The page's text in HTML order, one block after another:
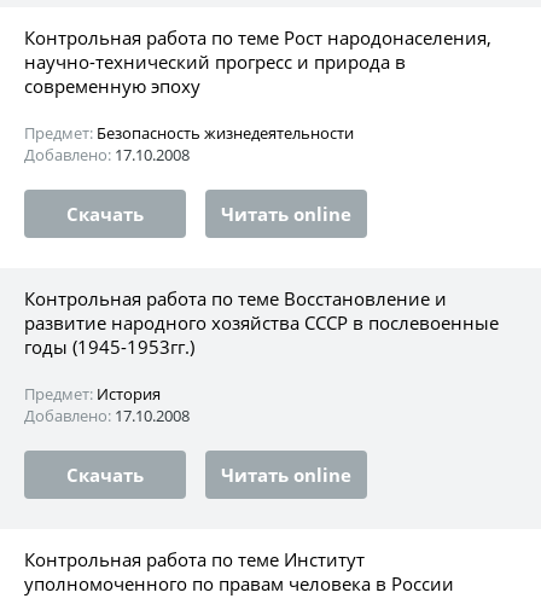
Контрольная работа по теме Рост народонаселения,
научно-технический прогресс и природа в
современную эпоху
Предмет: Безопасность жизнедеятельности
Добавлено: 17.10.2008
Скачать Читать online
Контрольная работа по теме Восстановление и
развитие народного хозяйства СССР в послевоенные
годы (1945-1953гг.)
Предмет: История
Добавлено: 17.10.2008
Скачать Читать online
Контрольная работа по теме Институт
уполномоченного по правам человека в России